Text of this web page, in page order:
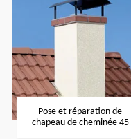
Pose et réparation de
chapeau de cheminée 45